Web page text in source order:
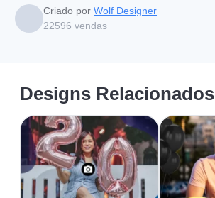
Criado por Wolf Designer
22596 vendas
Designs Relacionados